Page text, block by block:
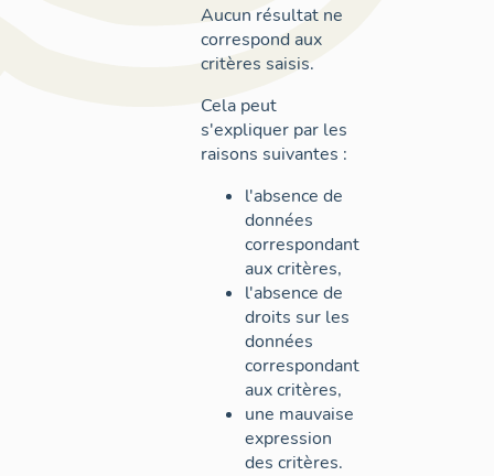
Aucun résultat ne
correspond aux
critères saisis.
Cela peut
s'expliquer par les
raisons suivantes :
l'absence de
données
correspondant
aux critères,
l'absence de
droits sur les
données
correspondant
aux critères,
une mauvaise
expression
des critères.